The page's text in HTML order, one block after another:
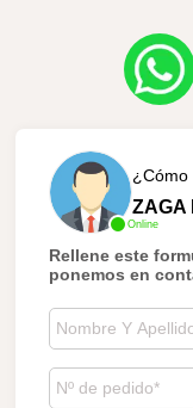
Online
¿Cómo
ZAGA
Rellene este
ponemos en